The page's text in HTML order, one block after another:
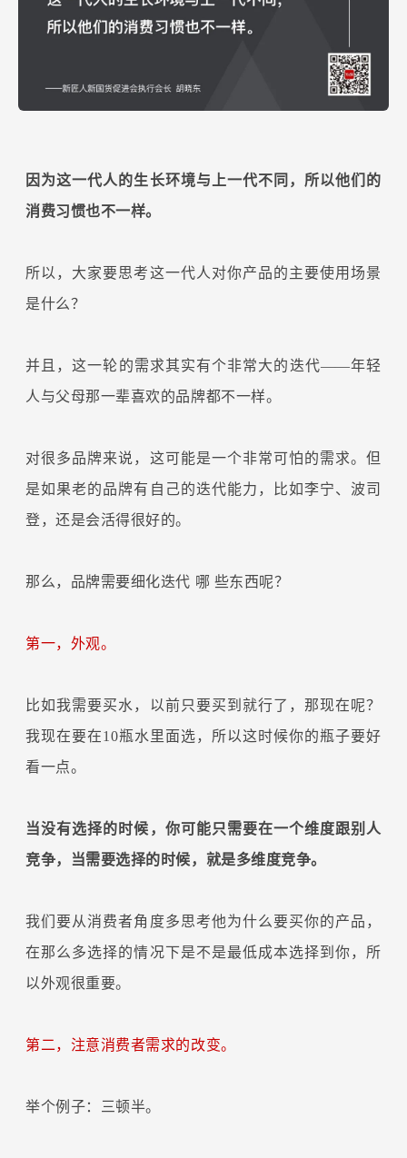
因为这一代人的生长环境与上一代不同，所以他们的
消费习惯也不一样。
所以，大家要思考这一代人对你产品的主要使用场景
是什么？
并且，这一轮的需求其实有个非常大的迭代——年轻
人与父母那一辈喜欢的品牌都不一样。
对很多品牌来说，这可能是一个非常可怕的需求。但
是如果老的品牌有自己的迭代能力，比如李宁、波司
登，还是会活得很好的。
那么，品牌需要细化迭代 哪 些东西呢？
第一，外观。
比如我需要买水，以前只要买到就行了，那现在呢？
我现在要在10瓶水里面选，所以这时候你的瓶子要好
看一点。
当没有选择的时候，你可能只需要在一个维度跟别人
竞争，当需要选择的时候，就是多维度竞争。
我们要从消费者角度多思考他为什么要买你的产品，
在那么多选择的情况下是不是最低成本选择到你，所
以外观很重要。
第二，注意消费者需求的改变。
举个例子：三顿半。